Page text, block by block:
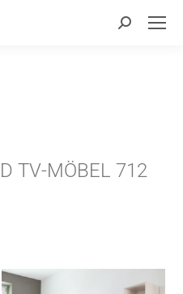
Search:
TV-MÖBEL 712